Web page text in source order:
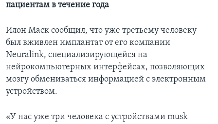
пациентам в течение года
Илон Маск сообщил, что уже третьему человеку
был вживлен имплантат от его компании
Neuralink, специализирующейся на
нейрокомпьютерных интерфейсах, позволяющих
мозгу обмениваться информацией с электронным
устройством.
«У нас уже три человека с устройствами musk